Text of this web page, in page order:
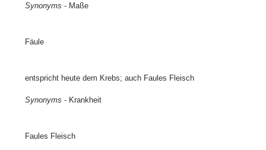
Synonyms - Maße
Fäule
entspricht heute dem Krebs; auch Faules Fleisch
Synonyms - Krankheit
Faules Fleisch